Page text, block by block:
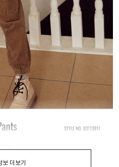
보 더보기